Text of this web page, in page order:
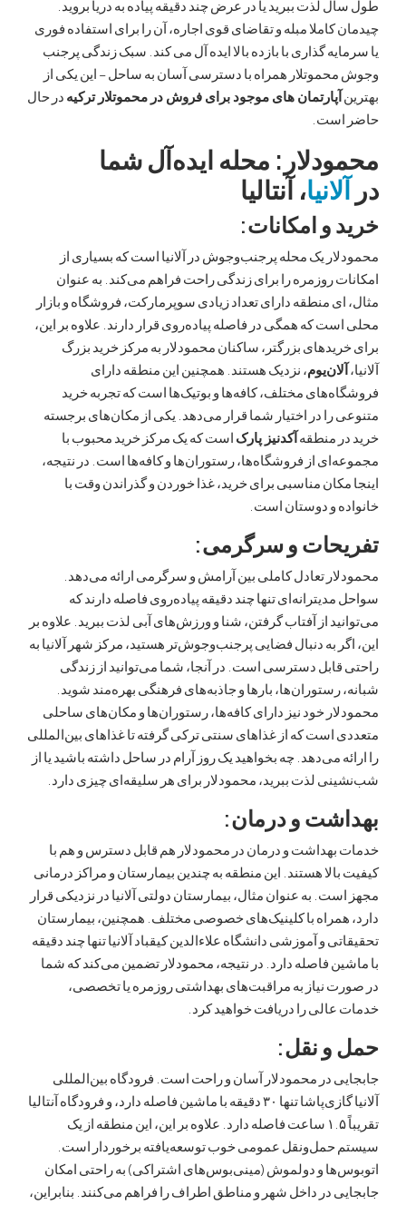
لذت ببرید یا در عرض چند دقیقه پیاده به دریا بروید.
کاملا مبله و تقاضای قوی اجاره، آن را برای استفاده فوری
گذاری با بازده بالا ایده آل می کند. سبک زندگی پرجنب
همراه با دسترسی آسان به ساحل – این یکی از
آپارتمان های موجود برای فروش در محموتلار ترکیهدر حال
محله ایده‌آل شما
، آنتالیا
و امکانات:
یک محله پرجنب‌وجوش در آلانیا است که بسیاری از
روزمره را برای زندگی راحت فراهم می‌کند. به عنوان
منطقه دارای تعداد زیادی سوپرمارکت، فروشگاه و بازار
که همگی در فاصله پیاده‌روی قرار دارند. علاوه بر این،
بزرگتر، ساکنان محمودلار به مرکز خرید بزرگ
، نزدیک هستند. همچنین این منطقه دارای
مختلف، کافه‌ها و بوتیک‌ها است که تجربه خرید
را در اختیار شما قرار می‌دهد. یکی از مکان‌های برجسته
منطقهآکدنیز پارکاست که یک مرکز خرید محبوب با
از فروشگاه‌ها، رستوران‌ها و کافه‌ها است. در نتیجه،
مناسبی برای خرید، غذا خوردن و گذراندن وقت با
و دوستان است.
و سرگرمی:
تعادل کاملی بین آرامش و سرگرمی ارائه می‌دهد.
تنها چند دقیقه پیاده‌روی فاصله دارند که
از آفتاب گرفتن، شنا و ورزش‌های آبی لذت ببرید. علاوه بر
به دنبال فضایی پرجنب‌وجوش‌تر هستید، مرکز شهر آلانیا به
دسترسی است. در آنجا، شما می‌توانید از زندگی
رستوران‌ها، بارها و جاذبه‌های فرهنگی بهره‌مند شوید.
خود نیز دارای کافه‌ها، رستوران‌ها و مکان‌های ساحلی
است که از غذاهای سنتی ترکی گرفته تا غذاهای بین‌المللی
می‌دهد. چه بخواهید یک روز آرام در ساحل داشته باشید یا از
لذت ببرید، محمودلار برای هر سلیقه‌ای چیزی دارد.
و درمان:
و درمان در محمودلار هم قابل دسترس و هم با
هستند. این منطقه به چندین بیمارستان و مراکز درمانی
به عنوان مثال، بیمارستان دولتی آلانیا در نزدیکی قرار
با کلینیک‌های خصوصی مختلف. همچنین، بیمارستان
و آموزشی دانشگاه علاءالدین کیقباد آلانیا تنها چند دقیقه
فاصله دارد. در نتیجه، محمودلار تضمین می‌کند که شما
نیاز به مراقبت‌های بهداشتی روزمره یا تخصصی،
را دریافت خواهید کرد.
و نقل:
در محمودلار آسان و راحت است. فرودگاه بین‌المللی
آلانیا گازی‌پاشا تنها ۳۰ دقیقه با ماشین فاصله دارد، و فرودگاه آنتالیا
تقریباً ۱.۵ ساعت فاصله دارد. علاوه بر این، این منطقه از یک
عمومی خوب توسعه‌یافته برخوردار است.
و دولموش (مینی‌بوس‌های اشتراکی) به راحتی امکان
در داخل شهر و مناطق اطراف را فراهم می‌کنند. بنابراین،